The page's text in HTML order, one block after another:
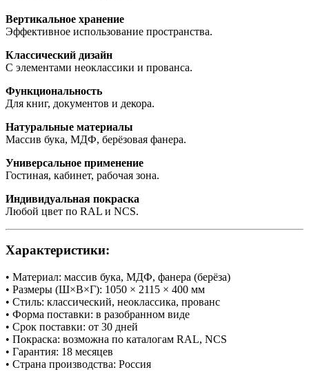
Вертикальное хранение
Эффективное использование пространства.
Классический дизайн
С элементами неоклассики и прованса.
Функциональность
Для книг, документов и декора.
Натуральные материалы
Массив бука, МДФ, берёзовая фанера.
Универсальное применение
Гостиная, кабинет, рабочая зона.
Индивидуальная покраска
Любой цвет по RAL и NCS.
Характеристики:
• Материал: массив бука, МДФ, фанера (берёза)
• Размеры (Ш×В×Г): 1050 × 2115 × 400 мм
• Стиль: классический, неоклассика, прованс
• Форма поставки: в разобранном виде
• Срок поставки: от 30 дней
• Покраска: возможна по каталогам RAL, NCS
• Гарантия: 18 месяцев
• Страна производства: Россия